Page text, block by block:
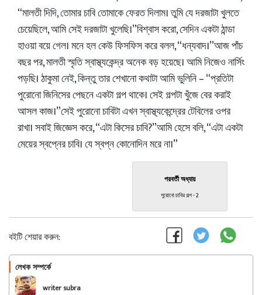
“মালতী দিদি, তোমার চাবি তোমাকে ফেরত দিলাম। তুমি যে দরজাটা খুলতে
চেয়েছিলে, আমি সেই দরজাটা খুলেছি।”বিশ্বাস করো, সেদিন একটা ঠান্ডা
হাওয়া বয়ে গেল। মনে হল কেউ ফিসফিস করে বলল, “ধন্যবাদ।”আজ পাঁচ
বছর পর, মালতী স্মৃতি স্বাস্থ্যকেন্দ্র অনেক বড় হয়েছে। আমি নিজেও নার্সিং
পড়ছি। ঠাকুমা নেই, কিন্তু তার শেখানো কথাটা আমি ভুলিনি – “প্রতিটা
পুরোনো জিনিসের পেছনে একটা গল্প থাকে। সেই গল্পটা খুঁজে বের করাই
আসল কাজ।”সেই পুরোনো চাবিটা এখন স্বাস্থ্যকেন্দ্রের টেবিলের ওপর
রাখা। সবাই জিজ্ঞেস করে, “এটা কিসের চাবি?”আমি হেসে বলি, “এটা একটা
মেয়ের স্বপ্নের চাবি। যে স্বপ্ন কোনোদিন মরে না।”
পরবর্তী অধ্যায়
পুরোনো চাবির গল্প - 2
বইটি শেয়ার করুন:
লেখক সম্পর্কে
writer subra